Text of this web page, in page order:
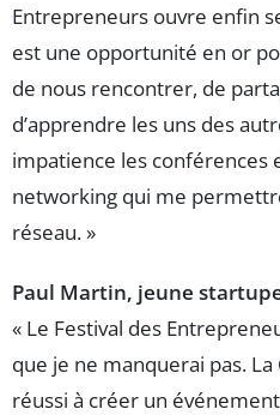
Entrepreneurs ouvre enfin
est une opportunité en or
de nous rencontrer, de
d’apprendre les uns des
impatience les conférences
networking qui me
réseau. »
Paul Martin, jeune
« Le Festival des
que je ne manquerai pas.
réussi à créer un